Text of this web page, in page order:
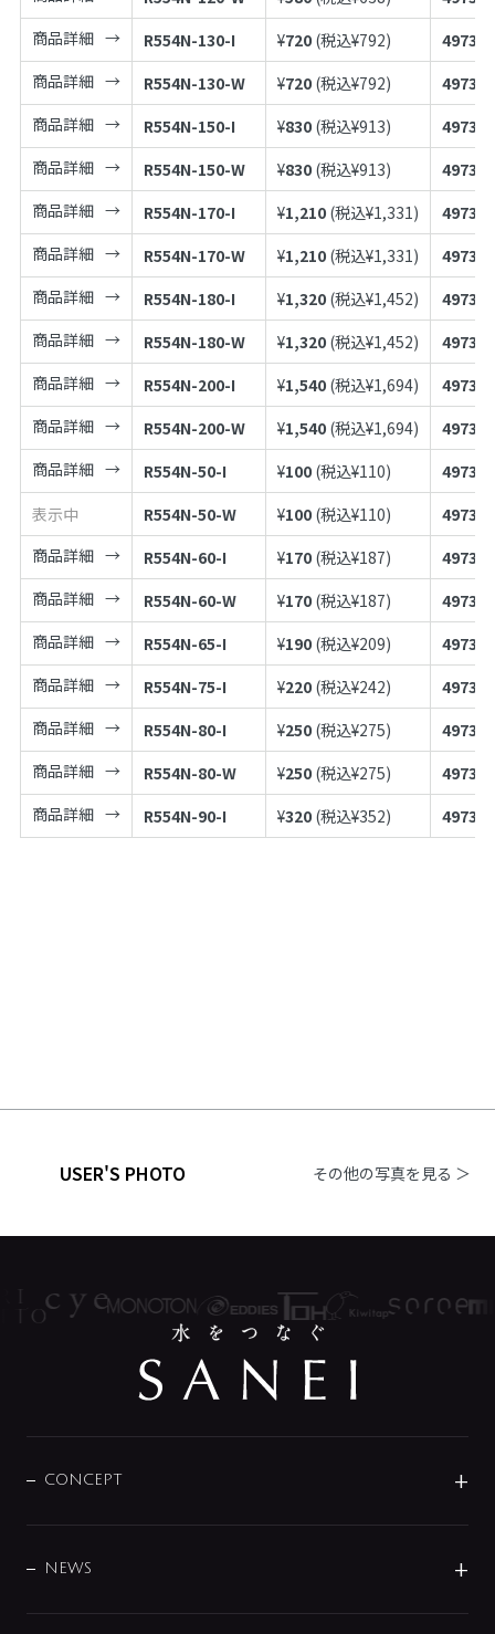
商品詳細
R554N-130-I ¥720 (税込¥792)
商品詳細
R554N-130-W ¥720 (税込¥792)
商品詳細
R554N-150-I ¥830 (税込¥913)
商品詳細
R554N-150-W ¥830 (税込¥913)
商品詳細
R554N-170-I ¥1,210 (税込¥1,331)
商品詳細
R554N-170-W ¥1,210 (税込¥1,331)
商品詳細
R554N-180-I ¥1,320 (税込¥1,452)
商品詳細
R554N-180-W ¥1,320 (税込¥1,452)
商品詳細
R554N-200-I ¥1,540 (税込¥1,694)
商品詳細
R554N-200-W ¥1,540 (税込¥1,694)
商品詳細
R554N-50-I ¥100 (税込¥110)
表示中
R554N-50-W ¥100 (税込¥110)
商品詳細
R554N-60-I ¥170 (税込¥187)
商品詳細
R554N-60-W ¥170 (税込¥187)
商品詳細
R554N-65-I ¥190 (税込¥209)
商品詳細
R554N-75-I ¥220 (税込¥242)
商品詳細
R554N-80-I ¥250 (税込¥275)
商品詳細
R554N-80-W ¥250 (税込¥275)
商品詳細
R554N-90-I ¥320 (税込¥352)
USER'S PHOTO その他の写真を見る ＞
CONCEPT
DESIGN
NEWS